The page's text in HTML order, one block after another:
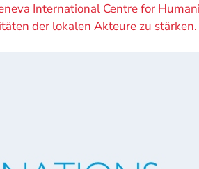
International Centre for
der lokalen Akteure zu stärken.